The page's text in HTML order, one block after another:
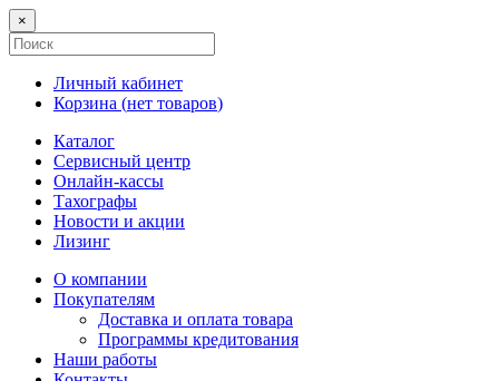
×
Личный кабинет
Корзина (нет товаров)
Каталог
Сервисный центр
Онлайн-кассы
Тахографы
Новости и акции
Лизинг
О компании
Покупателям
Доставка и оплата товара
Программы кредитования
Наши работы